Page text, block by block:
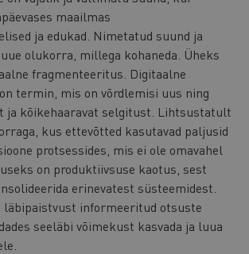
maailmas
ja edukad. Nimetatud suund ja
olukorra, millega kohaneda. Üheks
fragmenteeritus. Digitaalne
termin, mis on võrdlemisi uus ning
ja kõikehaaravat selgitust. Lihtsustatult
kus ettevõtted kasutavad paljusid
protsessides, mis ei ole omavahel
on produktiivsuse kaotus, sest
erinevatest süsteemidest.
läbipaistvust informeeritud otsuste
seeläbi võimekust kasvada ja luua